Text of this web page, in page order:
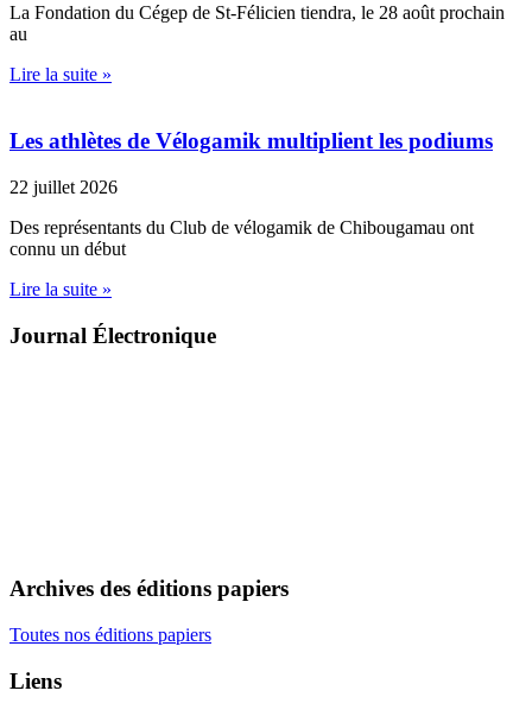
La Fondation du Cégep de St-Félicien tiendra, le 28 août prochain
au
Lire la suite »
Les athlètes de Vélogamik multiplient les podiums
22 juillet 2026
Des représentants du Club de vélogamik de Chibougamau ont
connu un début
Lire la suite »
Journal Électronique
Archives des éditions papiers
Toutes nos éditions papiers
Liens